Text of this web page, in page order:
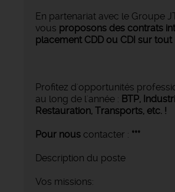
En partenariat avec le Groupe
vous proposons des contrats
placement CDD ou CDI sur tout
Profitez d'opportunités
au long de l'année : BTP,
Restauration, Transports, etc. !
Pour nous contacter : ***
Description du poste
Vos missions: